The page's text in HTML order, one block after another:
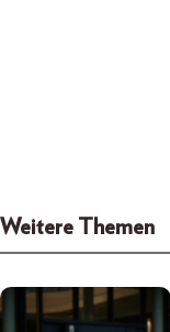
Weitere Themen